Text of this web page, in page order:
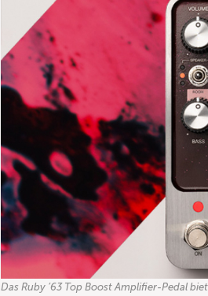
Das Ruby ’63 Top Boost Amplifier-Pedal